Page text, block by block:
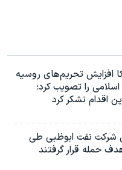
افزایش تحریم‌های روسیه
را تصویب کرد؛
اقدام تشکر کرد
نفت ابوظبی طی
حمله قرار گرفتند